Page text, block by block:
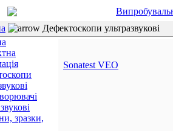
Дефектоскопи ультразвукові
зразки,
Sonatest VEО